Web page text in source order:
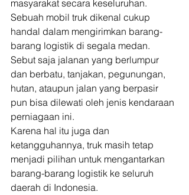
masyarakat secara keseluruhan.
Sebuah mobil truk dikenal cukup
handal dalam mengirimkan barang-
barang logistik di segala medan.
Sebut saja jalanan yang berlumpur
dan berbatu, tanjakan, pegunungan,
hutan, ataupun jalan yang berpasir
pun bisa dilewati oleh jenis kendaraan
perniagaan ini.
Karena hal itu juga dan
ketangguhannya, truk masih tetap
menjadi pilihan untuk mengantarkan
barang-barang logistik ke seluruh
daerah di Indonesia.